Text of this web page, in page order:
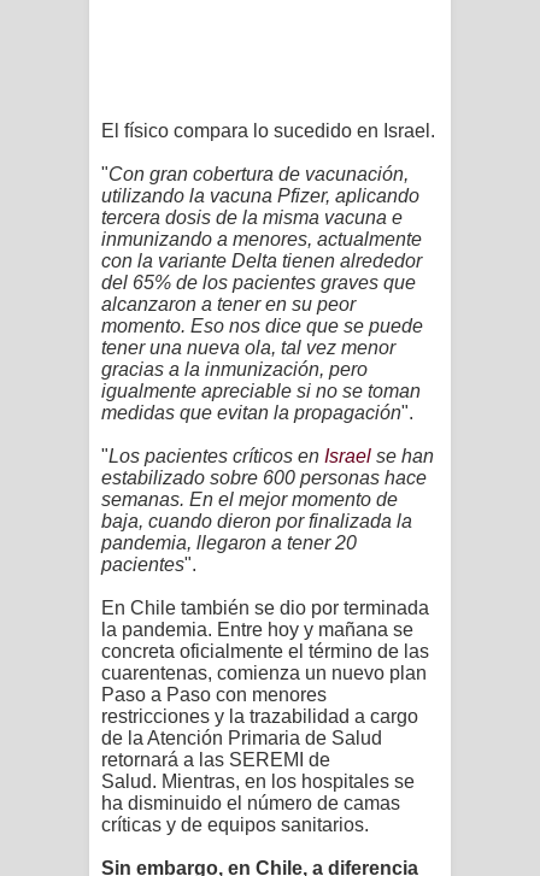
El físico compara lo sucedido en Israel.
"Con gran cobertura de vacunación,
utilizando la vacuna Pfizer, aplicando
tercera dosis de la misma vacuna e
inmunizando a menores, actualmente
con la variante Delta tienen alrededor
del 65% de los pacientes graves que
alcanzaron a tener en su peor
momento. Eso nos dice que se puede
tener una nueva ola, tal vez menor
gracias a la inmunización, pero
igualmente apreciable si no se toman
medidas que evitan la propagación".
"Los pacientes críticos en Israel se han
estabilizado sobre 600 personas hace
semanas. En el mejor momento de
baja, cuando dieron por finalizada la
pandemia, llegaron a tener 20
pacientes".
En Chile también se dio por terminada
la pandemia. Entre hoy y mañana se
concreta oficialmente el término de las
cuarentenas, comienza un nuevo plan
Paso a Paso con menores
restricciones y la trazabilidad a cargo
de la Atención Primaria de Salud
retornará a las SEREMI de
Salud. Mientras, en los hospitales se
ha disminuido el número de camas
críticas y de equipos sanitarios.
Sin embargo, en Chile, a diferencia